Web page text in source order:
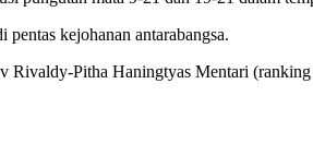
kejohanan antarabangsa.
Pitha Haningtyas Mentari